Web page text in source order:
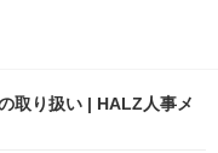
取り扱い | HALZ人事メ